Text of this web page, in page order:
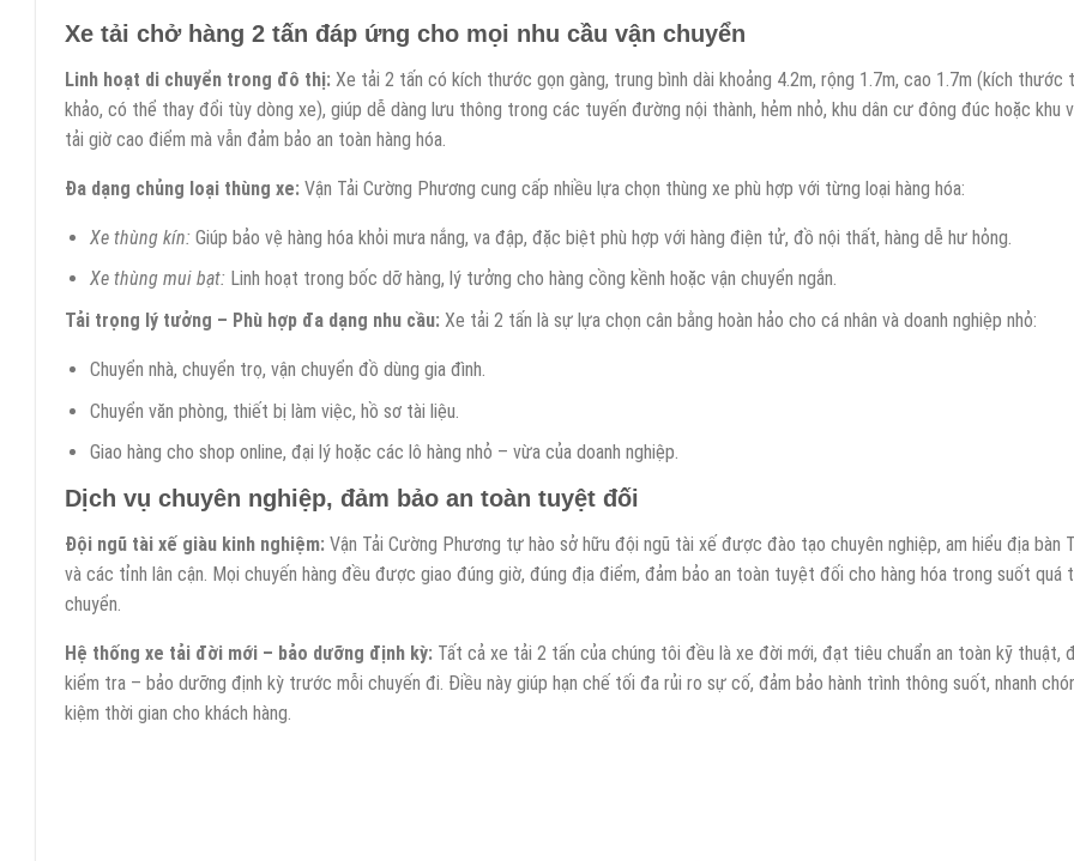
Xe tải chở hàng 2 tấn đáp ứng cho mọi nhu cầu vận chuyển
Linh hoạt di chuyển trong đô thị: Xe tải 2 tấn có kích thước gọn gàng, trung bình dài khoảng 4.2m, rộng 1.7m, cao 1.7m (kích thước
khảo, có thể thay đổi tùy dòng xe), giúp dễ dàng lưu thông trong các tuyến đường nội thành, hẻm nhỏ, khu dân cư đông đúc hoặc khu
tải giờ cao điểm mà vẫn đảm bảo an toàn hàng hóa.
Đa dạng chủng loại thùng xe: Vận Tải Cường Phương cung cấp nhiều lựa chọn thùng xe phù hợp với từng loại hàng hóa:
Xe thùng kín: Giúp bảo vệ hàng hóa khỏi mưa nắng, va đập, đặc biệt phù hợp với hàng điện tử, đồ nội thất, hàng dễ hư hỏng.
Xe thùng mui bạt: Linh hoạt trong bốc dỡ hàng, lý tưởng cho hàng cồng kềnh hoặc vận chuyển ngắn.
Tải trọng lý tưởng – Phù hợp đa dạng nhu cầu: Xe tải 2 tấn là sự lựa chọn cân bằng hoàn hảo cho cá nhân và doanh nghiệp nhỏ:
Chuyển nhà, chuyển trọ, vận chuyển đồ dùng gia đình.
Chuyển văn phòng, thiết bị làm việc, hồ sơ tài liệu.
Giao hàng cho shop online, đại lý hoặc các lô hàng nhỏ – vừa của doanh nghiệp.
Dịch vụ chuyên nghiệp, đảm bảo an toàn tuyệt đối
Đội ngũ tài xế giàu kinh nghiệm: Vận Tải Cường Phương tự hào sở hữu đội ngũ tài xế được đào tạo chuyên nghiệp, am hiểu địa bàn
và các tỉnh lân cận. Mọi chuyến hàng đều được giao đúng giờ, đúng địa điểm, đảm bảo an toàn tuyệt đối cho hàng hóa trong suốt quá
chuyển.
Hệ thống xe tải đời mới – bảo dưỡng định kỳ: Tất cả xe tải 2 tấn của chúng tôi đều là xe đời mới, đạt tiêu chuẩn an toàn kỹ thuật,
kiểm tra – bảo dưỡng định kỳ trước mỗi chuyến đi. Điều này giúp hạn chế tối đa rủi ro sự cố, đảm bảo hành trình thông suốt, nhanh
kiệm thời gian cho khách hàng.